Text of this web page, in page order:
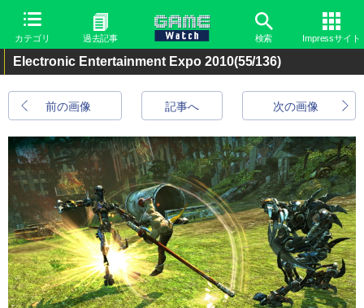
カテゴリ 過去記事 検索 Impressサイト
Electronic Entertainment Expo 2010(55/136)
前の画像 次の画像
記事へ